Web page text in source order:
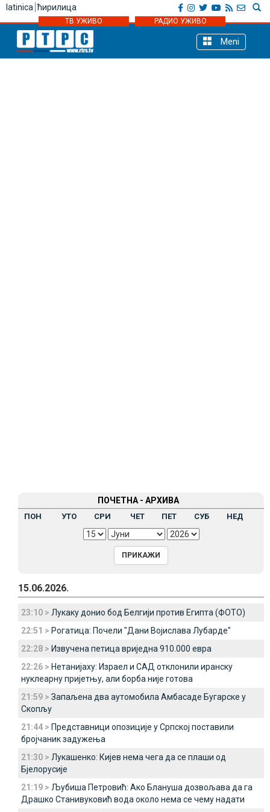
latinica ћирилица
ТВ УЖИВО РАДИО УЖИВО
Meni
ПОЧЕТНА - АРХИВА
ПОН УТО СРИ ЧЕТ ПЕТ СУБ НЕД
15.06.2026.
23:10 > Лукаку донио бод Белгији против Египта (ФОТО)
22:51 > Рогатица: Почели "Дани Војислава Лубарде"
22:28 > Извучена петица вриједна 910.000 евра
22:26 > Нетанијаху: Израел и САД отклонили иранску
нуклеарну пријетњу, али борба није готова
21:59 > Запаљена два аутомобила Амбасаде Бугарске у
Скопљу
21:44 > Представници опозиције у Српској поставили
бројчаник задужења
21:30 > Лукашенко: Кијев нема чега да се плаши од
Бјелорусије
21:19 > Љубиша Петровић: Ако Блануша дозвољава да га
Драшко Станивуковић вода около нема се чему надати